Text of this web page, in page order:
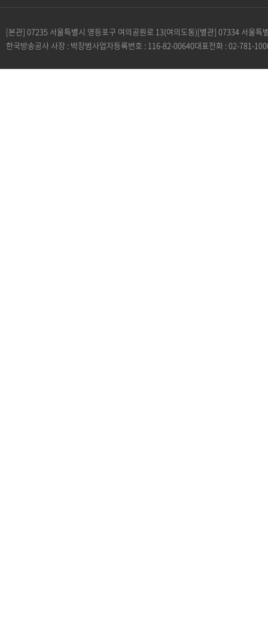
[본관] 07235 서울특별시 영등포구 여의공원로 13(여의도동)[별관] 07334 서울특
한국방송공사 사장 : 박장범사업자등록번호 : 116-82-00640대표전화 : 02-781-